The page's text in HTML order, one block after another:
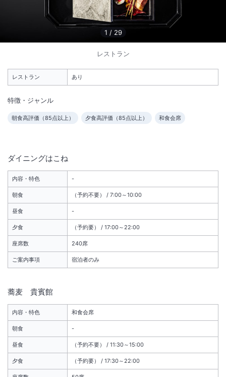
すべての客室に、温泉露天風呂が備わります。自然と和のおもてなしを
コンセプトに都会からわずか２時間の箱根だからこそできる、五感が潤
大浴場あり
露天風呂あり
温泉
■森の湯 リニューアル工事のお知らせ【3月17日（月）～3月19日
（水）】営業休止改装工事に伴い、元湯 森の湯・貸切風呂ゆとり、く
つろぎは上記期間中の営業を休止とさせていただきます。別邸やすらぎ
は通常通り営業いたします。ユネッサン4階総合フロント団体カウンタ
ーへお越しください。【1月17日（金）～3月16日（日）】一部施設がご
利用いただけません。工事期間中、大浴場・脱衣所・貸切風呂は通常通
りご利用いただけますが、番台・レストラン・お休み処など一部施設は
ご利用いただけません。（詳しくは各施設ご利用状況をご確認くださ
い。）お客様にはご不便をおかけいたしますが、何卒ご理解賜りますよ
※重要なお知らせです。必ず続きをご確認ください。
1 / 29
レストラン
レストラン あり
特徴・ジャンル
朝食高評価（85点以上） 夕食高評価（85点以上） 和食会席
ダイニングはこね
内容・特色 -
朝食 （予約不要） / 7:00～10:00
昼食 -
夕食 （予約要） / 17:00～22:00
座席数 240席
ご案内事項 宿泊者のみ
蕎麦 貴賓館
内容・特色 和食会席
朝食 -
昼食 （予約不要） / 11:30～15:00
夕食 （予約要） / 17:30～22:00